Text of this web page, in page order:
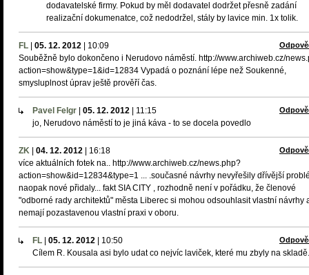
dodavatelské firmy. Pokud by měl dodavatel dodržet přesně zadání
realizační dokumenatce, což nedodržel, stály by lavice min. 1x tolik.
FL 05. 12. 2012 10:09
Souběžně bylo dokončeno i Nerudovo náměstí. http://www.archiweb.cz/
action=show&type=1&id=12834 Vypadá o poznání lépe než Soukenné,
smysluplnost úprav ještě prověří čas.
Pavel Felgr 05. 12. 2012 11:15
jo, Nerudovo náměstí to je jiná káva - to se docela povedlo
ZK 04. 12. 2012 16:18
více aktuálních fotek na.. http://www.archiweb.cz/news.php?
action=show&id=12834&type=1 ... .současné návrhy nevyřešily dřívější
naopak nové přidaly... fakt SIA CITY , rozhodně není v pořádku, že členové
"odborné rady architektů" města Liberec si mohou odsouhlasit vlastní návrhy
nemají pozastavenou vlastní praxi v oboru.
FL 05. 12. 2012 10:50
Cílem R. Kousala asi bylo udat co nejvíc laviček, které mu zbyly na skladě.